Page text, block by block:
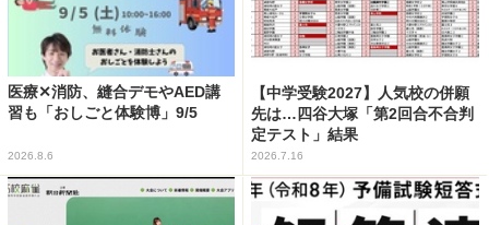
医療✕消防、縫合デモやAED講
習も「おしごと体験博」9/5
2026.8.6
【中学受験2027】人気校の併願
先は…四谷大塚「第2回合不合判
定テスト」結果
2026.7.16